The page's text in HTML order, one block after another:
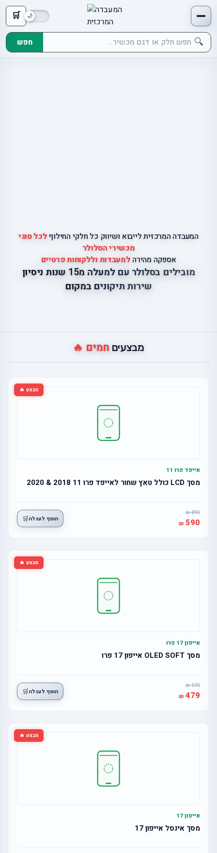
🛒
🔍 חפש
המעבדה המרכזית לייבוא ושיווק כל חלקי החילוףלכל סוגי
מכשירי הסלולר
אספקה מהירה למעבדות וללקוחות פרטיים
מובילים בסלולר עם למעלה מ15 שנות ניסיון
שירות תיקונים במקום
מבצעים חמים 🔥
מבצע 🔥
אייפד פרו 11
מסך LCD כולל טאץ שחור לאייפד פרו 11 2018 & 2020
890
590 הוסף לעגלה🛒
מבצע 🔥
אייפון 17 פרו
מסך OLED SOFT אייפון 17 פרו
590
479 הוסף לעגלה🛒
מבצע 🔥
אייפון 17
מסך אינסל אייפון 17